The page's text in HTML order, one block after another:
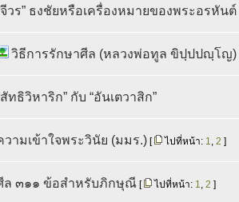
จีวร” ธงชัยหรือเครื่องหมายของพระอรหันต์
วิธีการรักษาศีล (หลวงพ่อทูล ขิปฺปปญฺโญ)
สัทธิวิหาริก” กับ “อันเตวาสิก”
วามเข้าใจพระวินัย (มมร.) [ ไปที่หน้า: 1, 2 ]
ล ๓๑๑ ข้อสำหรับภิกษุณี [ ไปที่หน้า: 1, 2 ]